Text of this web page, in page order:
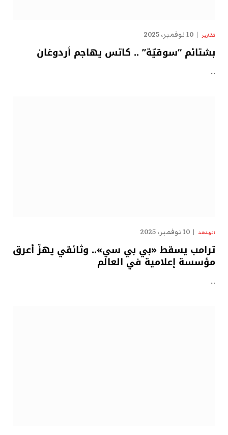
تقارير 10 نوفمبر، 2025
بشتائم “سوقيّة” .. كاتس يهاجم أردوغان
…
الهدهد 10 نوفمبر، 2025
ترامب يسقط «بي بي سي».. وثائقي يهزّ أعرق
مؤسسة إعلامية في العالم
…